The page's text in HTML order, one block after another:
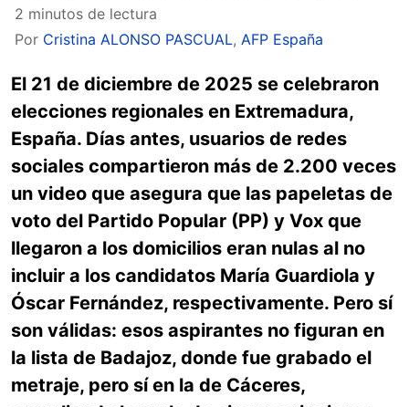
2 minutos de lectura
Por Cristina ALONSO PASCUAL, AFP España
El 21 de diciembre de 2025 se celebraron
elecciones regionales en Extremadura,
España. Días antes, usuarios de redes
sociales compartieron más de 2.200 veces
un video que asegura que las papeletas de
voto del Partido Popular (PP) y Vox que
llegaron a los domicilios eran nulas al no
incluir a los candidatos María Guardiola y
Óscar Fernández, respectivamente. Pero sí
son válidas: esos aspirantes no figuran en
la lista de Badajoz, donde fue grabado el
metraje, pero sí en la de Cáceres,